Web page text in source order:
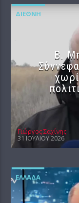
ΔΙΕΘΝΉ
B.
Γιώργος Σαχίνης
31 ΙΟΥΛΊΟΥ 2026
ΕΛΛΆΔΑ